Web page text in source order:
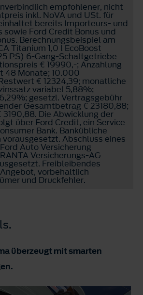
empfohlener, nicht
inkl. NoVA und USt. für
bereits Importeurs- und
Ford Credit Bonus und
Berechnungsbeispiel am
Titanium 1,0 l EcoBoost
PS) 6-Gang-Schaltgetriebe
€ 19990,-; Anzahlung
48 Monate; 10.000
€ 12324,39; monatliche
variabel 5,88%;
gesetzl. Vertragsgebühr
Gesamtbetrag € 23180,88;
Die Abwicklung der
über Ford Credit, ein Service
Bank. Bankübliche
Abschluss eines
Auto Versicherung
Versicherungs-AG
Freibleibendes
vorbehaltlich
und Druckfehler.
überzeugt mit smarten